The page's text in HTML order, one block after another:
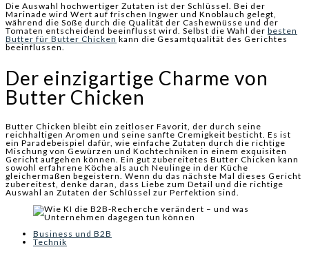
Die Auswahl hochwertiger Zutaten ist der Schlüssel. Bei der
Marinade wird Wert auf frischen Ingwer und Knoblauch gelegt,
während die Soße durch die Qualität der Cashewnüsse und der
Tomaten entscheidend beeinflusst wird. Selbst die Wahl der besten
Butter für Butter Chicken kann die Gesamtqualität des Gerichtes
beeinflussen.
Der einzigartige Charme von
Butter Chicken
Butter Chicken bleibt ein zeitloser Favorit, der durch seine
reichhaltigen Aromen und seine sanfte Cremigkeit besticht. Es ist
ein Paradebeispiel dafür, wie einfache Zutaten durch die richtige
Mischung von Gewürzen und Kochtechniken in einem exquisiten
Gericht aufgehen können. Ein gut zubereitetes Butter Chicken kann
sowohl erfahrene Köche als auch Neulinge in der Küche
gleichermaßen begeistern. Wenn du das nächste Mal dieses Gericht
zubereitest, denke daran, dass Liebe zum Detail und die richtige
Auswahl an Zutaten der Schlüssel zur Perfektion sind.
Business und B2B
Technik